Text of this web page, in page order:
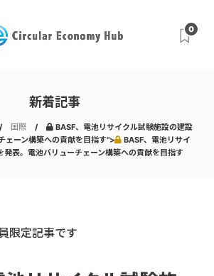
0
新着記事
国際
BASF、電池リサイクル試験施設の建設
ェーン構築への貢献を目指す">
BASF、電池リサイ
発表。電池バリューチェーン構築への貢献を目指す
限定記事です